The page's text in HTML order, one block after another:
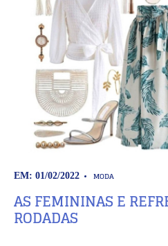
EM: 01/02/2022 MODA
AS FEMININAS E
RODADAS